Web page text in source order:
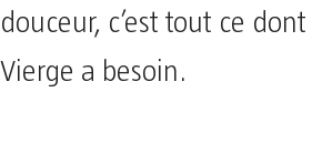
douceur, c’est tout ce
Vierge a besoin.